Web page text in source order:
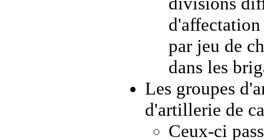
par jeu de
dans les
Les groupes
d'artillerie de
Ceux-ci